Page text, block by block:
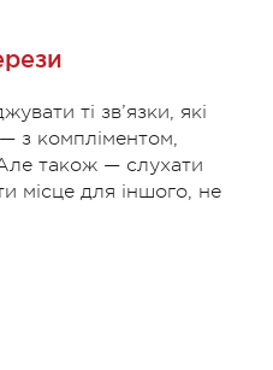
ті зв’язки, які
з компліментом,
також — слухати
місце для іншого, не